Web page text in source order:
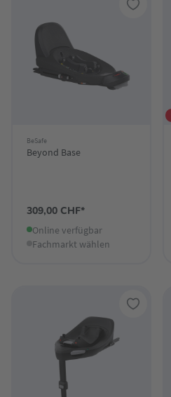
BeSafe
Beyond Base
309,00 CHF*
Online verfügbar
Fachmarkt wählen